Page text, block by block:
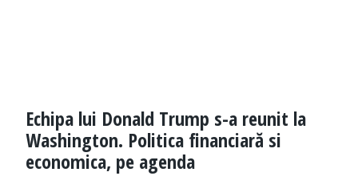
Echipa lui Donald Trump s-a reunit la
Washington. Politica financiară si
economica, pe agenda